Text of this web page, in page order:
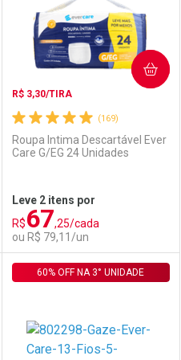
Comprar sem Desconto
Por R$ 22,30/cada
Comprar sem Desconto
Por R$ 22,30/cada
FECHAR
FECHAR
(169)
R$ 3,30/TIRA
Roupa Intima Descartável Ever
Care G/EG 24 Unidades
Leve 2 itens por
R$67,25/cada
ou R$ 79,11/un
COMPRAR
Laboratório
Por Menos
60% OFF NA 3° UNIDADE